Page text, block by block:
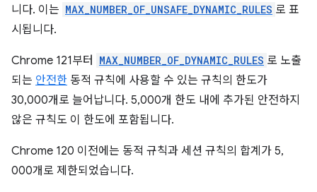
니다. 이는 MAX_NUMBER_OF_UNSAFE_DYNAMIC_RULES 로 표
시됩니다.
Chrome 121부터 MAX_NUMBER_OF_DYNAMIC_RULES 로 노출
되는 안전한 동적 규칙에 사용할 수 있는 규칙의 한도가
30,000개로 늘어납니다. 5,000개 한도 내에 추가된 안전하지
않은 규칙도 이 한도에 포함됩니다.
Chrome 120 이전에는 동적 규칙과 세션 규칙의 합계가 5,
000개로 제한되었습니다.